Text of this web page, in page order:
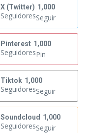
X (Twitter) 1,000
SeguidoresSeguir
Pinterest 1,000
SeguidoresPin
Tiktok 1,000
SeguidoresSeguir
Soundcloud 1,000
SeguidoresSeguir